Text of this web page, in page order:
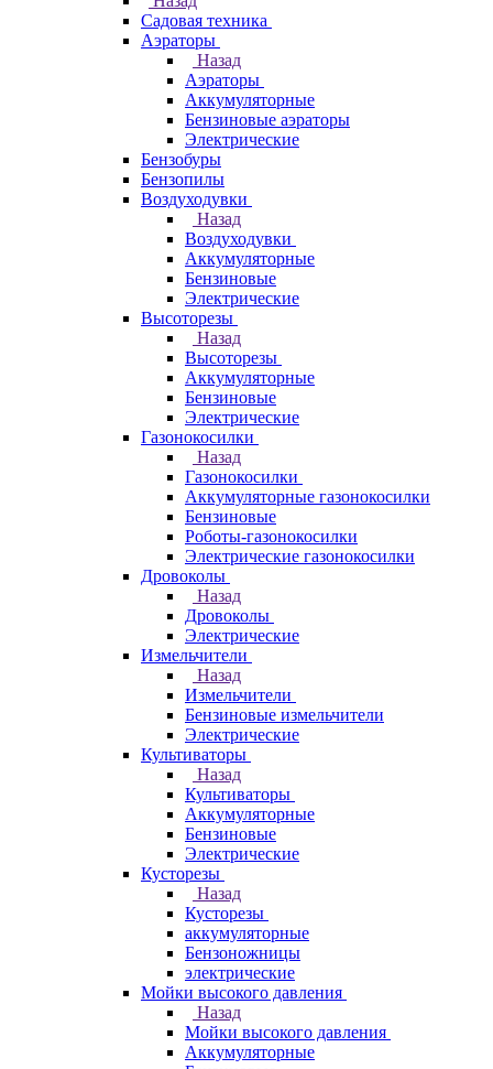
Садовая техника
Аэраторы
Назад
Аэраторы
Аккумуляторные
Бензиновые аэраторы
Электрические
Бензобуры
Бензопилы
Воздуходувки
Назад
Воздуходувки
Аккумуляторные
Бензиновые
Электрические
Высоторезы
Назад
Высоторезы
Аккумуляторные
Бензиновые
Электрические
Газонокосилки
Назад
Газонокосилки
Аккумуляторные газонокосилки
Бензиновые
Роботы-газонокосилки
Электрические газонокосилки
Дровоколы
Назад
Дровоколы
Электрические
Измельчители
Назад
Измельчители
Бензиновые измельчители
Электрические
Культиваторы
Назад
Культиваторы
Аккумуляторные
Бензиновые
Электрические
Кусторезы
Назад
Кусторезы
аккумуляторные
Бензоножницы
электрические
Мойки высокого давления
Назад
Мойки высокого давления
Аккумуляторные